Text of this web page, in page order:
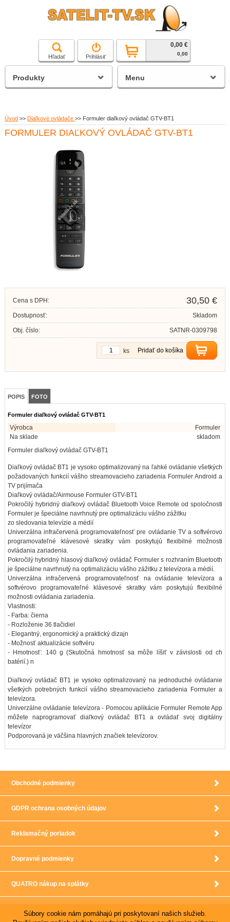
čierna a biela technika
satelitné prijímače
Hľadať Prihlásiť
0,00 €
0,00
Úvod >> Diaľkové ovládače >> Formuler diaľkový ovládač GTV-BT1
FORMULER DIAĽKOVÝ OVLÁDAČ GTV-BT1
Cena s DPH: 30,50 €
Dostupnosť: Skladom
Obj. číslo: SATNR-0309798
Pridať do košíka
ks
POPIS FOTO
Formuler diaľkový ovládač GTV-BT1
Výrobca
Formuler
Na sklade
skladom
Formuler diaľkový ovládač GTV-BT1
Diaľkový ovládač BT1 je vysoko optimalizovaný na ľahké ovládanie všetkých
požadovaných funkcií vášho streamovacieho zariadenia Formuler Android a
TV prijímača
Diaľkový ovládač/Airmouse Formuler GTV-BT1
Pokročilý hybridný diaľkový ovládač Bluetooth Voice Remote od spoločnosti
Formuler je špeciálne navrhnutý pre optimalizáciu vášho zážitku
zo sledovania televízie a médií
Univerzálna infračervená programovateľnosť pre ovládanie TV a softvérovo
programovateľné klávesové skratky vám poskytujú flexibilné možnosti
ovládania zariadenia.
Pokročilý hybridný hlasový diaľkový ovládač Formuler s rozhraním Bluetooth
je špeciálne navrhnutý na optimalizáciu vášho zážitku z televízora a médií.
Univerzálna infračervená programovateľnosť na ovládanie televízora a
softvérovo programovateľné klávesové skratky vám poskytujú flexibilné
možnosti ovládania zariadenia.
Vlastnosti:
- Farba: čierna
- Rozloženie 36 tlačidiel
- Elegantný, ergonomický a praktický dizajn
- Možnosť aktualizácie softvéru
- Hmotnosť: 140 g (Skutočná hmotnosť sa môže líšiť v závislosti od ch
batérií.) n
Diaľkový ovládač BT1 je vysoko optimalizovaný na jednoduché ovládanie
všetkých potrebných funkcií vášho streamovacieho zariadenia Formuler a
televízora.
Univerzálne ovládanie televízora - Pomocou aplikácie Formuler Remote App
môžete naprogramovať diaľkový ovládač BT1 a ovládať svoj digitálny
televízor
Podporovaná je väčšina hlavných značiek televízorov.
Produkty
Obchodné podmienky
GDPR ochrana osobných údajov
Reklamačný poriadok
Dopravné podmienky
QUATRO nákup na splátky
Mapa webu
Menu
Súbory cookie nám pomáhajú pri poskytovaní našich služieb.